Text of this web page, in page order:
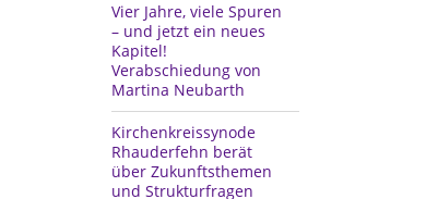
Vier Jahre, viele Spuren
– und jetzt ein neues
Kapitel!
Verabschiedung von
Martina Neubarth
Kirchenkreissynode
Rhauderfehn berät
über Zukunftsthemen
und Strukturfragen